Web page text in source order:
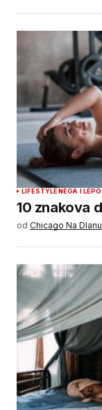
LIFESTYLENEGA I
10 znakova
od Chicago Na Dlanu